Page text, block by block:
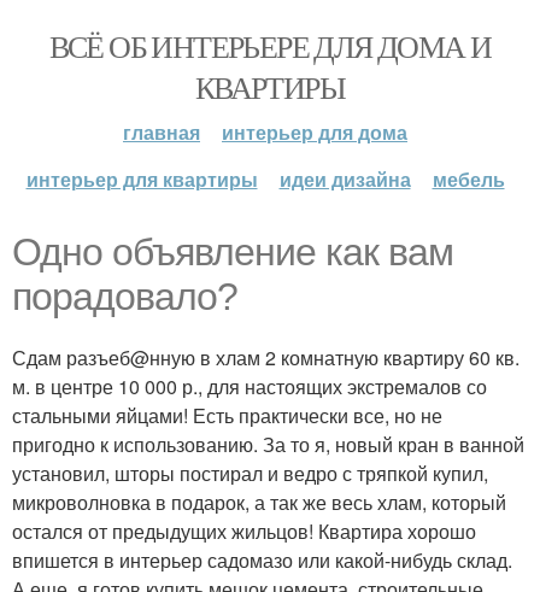
ВСЁ ОБ ИНТЕРЬЕРЕ ДЛЯ ДОМА И
КВАРТИРЫ
главная
интерьер для дома
интерьер для квартиры
идеи дизайна мебель
Одно объявление как вам
порадовало?
Сдам разъеб@нную в хлам 2 комнатную квартиру 60 кв.
м. в центре 10 000 р., для настоящих экстремалов со
стальными яйцами! Есть практически все, но не
пригодно к использованию. За то я, новый кран в ванной
установил, шторы постирал и ведро с тряпкой купил,
микроволновка в подарок, а так же весь хлам, который
остался от предыдущих жильцов! Квартира хорошо
впишется в интерьер садомазо или какой-нибудь склад.